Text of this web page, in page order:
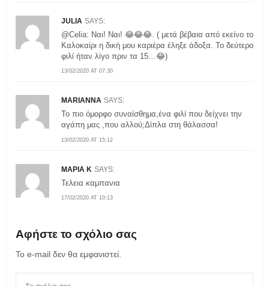
JULIA SAYS:
13/02/2020 AT 07:30
@Celia: Ναι! Ναι! 😂😂😂. ( μετά βέβαια από εκείνο το
Καλοκαίρι η δική μου καριέρα έληξε άδοξα. Το δεύτερο
φιλί ήταν λίγο πριν τα 15…😂)
MARIANNA SAYS:
13/02/2020 AT 15:12
To πιο όμορφο συναίσθημα,ένα φιλί που δείχνει την
αγάπη μας ,που αλλού;Δίπλα στη θάλασσα!
ΜΑΡΙΑ Κ SAYS:
17/02/2020 AT 10:13
Τελεια καμπανια
Αφήστε το σχόλιο σας
Το e-mail δεν θα εμφανιστεί.